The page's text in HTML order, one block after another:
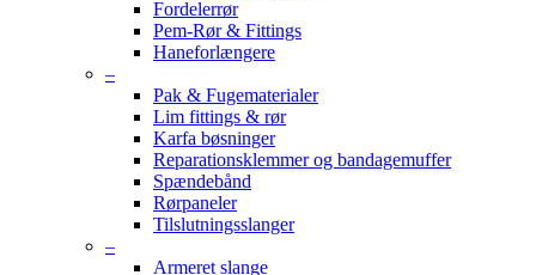
Fordelerrør
Pem-Rør & Fittings
Haneforlængere
–
Pak & Fugematerialer
Lim fittings & rør
Karfa bøsninger
Reparationsklemmer og bandagemuffer
Spændebånd
Rørpaneler
Tilslutningsslanger
–
Armeret slange